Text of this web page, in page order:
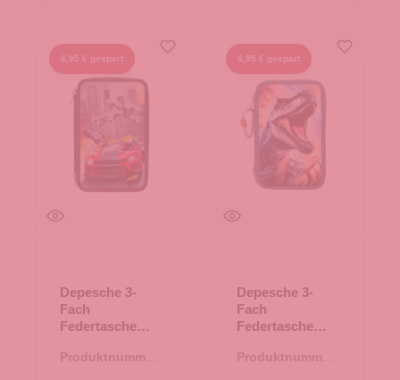
6,95 € gespart
Depesche 3-
Fach
Federtasche
Drohne
Produktnummer:
6,95 € gespart
Depesche 3-
Fach
Federtasche
Rex
Produktnummer: